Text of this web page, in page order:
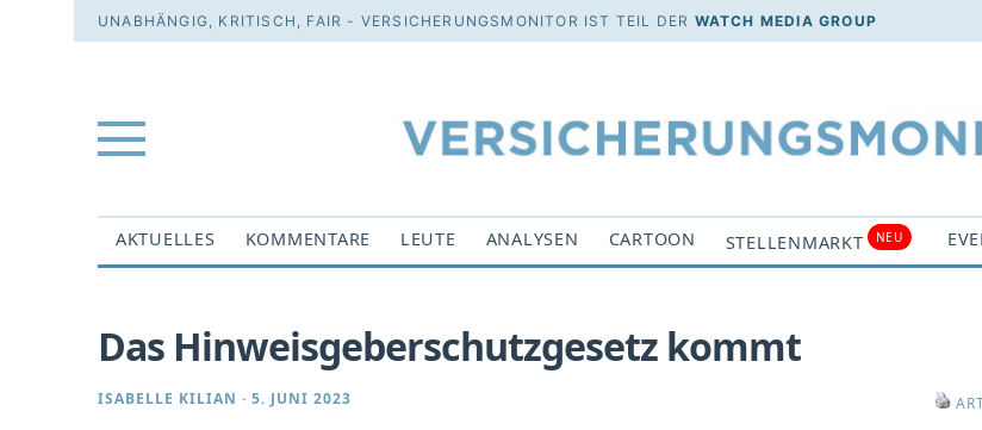
UNABHÄNGIG, KRITISCH, FAIR - VERSICHERUNGSMONITOR IST TEIL DER WATCH MEDIA GROUP
AKTUELLES KOMMENTARE LEUTE ANALYSEN CARTOON STELLENMARKT NEU
Das Hinweisgeberschutzgesetz kommt
ISABELLE KILIAN · 5. JUNI 2023